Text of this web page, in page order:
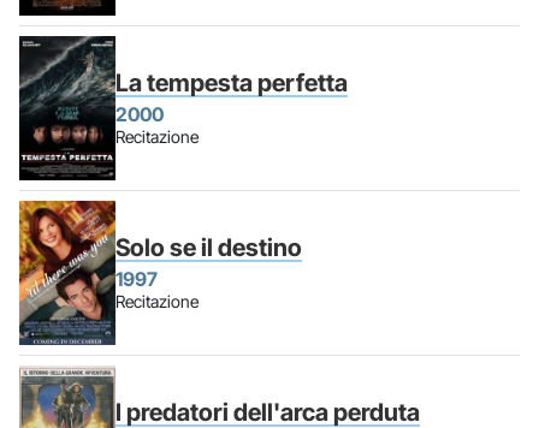
La tempesta perfetta
2000
Recitazione
Solo se il destino
1997
Recitazione
I predatori dell'arca perduta